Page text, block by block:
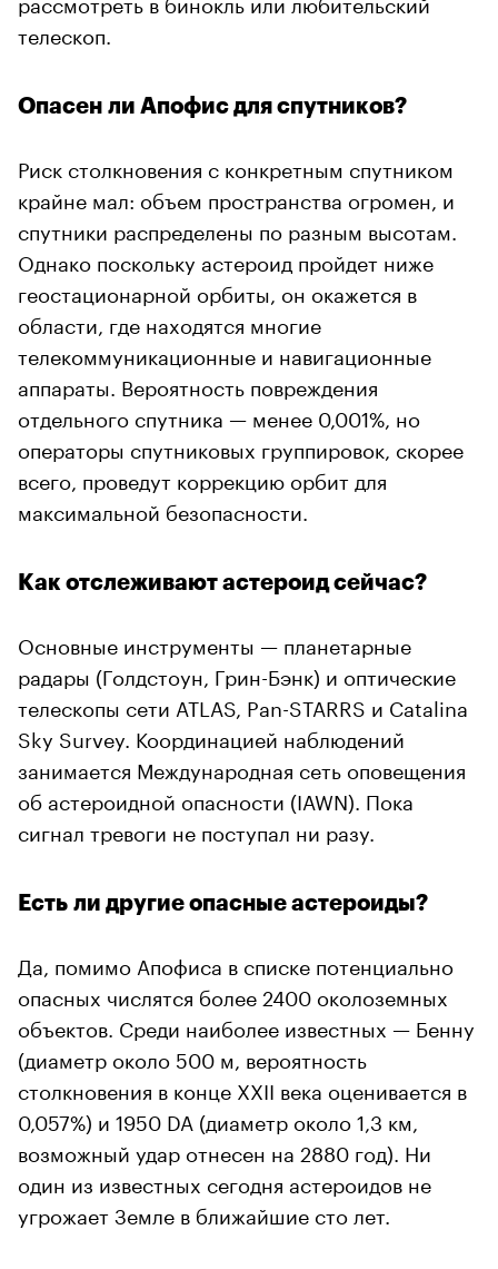
телескоп.
Опасен ли Апофис для спутников?
Риск столкновения с конкретным спутником
крайне мал: объем пространства огромен, и
спутники распределены по разным высотам.
Однако поскольку астероид пройдет ниже
геостационарной орбиты, он окажется в
области, где находятся многие
телекоммуникационные и навигационные
аппараты. Вероятность повреждения
отдельного спутника — менее 0,001%, но
операторы спутниковых группировок, скорее
всего, проведут коррекцию орбит для
максимальной безопасности.
Как отслеживают астероид сейчас?
Основные инструменты — планетарные
радары (Голдстоун, Грин-Бэнк) и оптические
телескопы сети ATLAS, Pan-STARRS и Catalina
Sky Survey. Координацией наблюдений
занимается Международная сеть оповещения
об астероидной опасности (IAWN). Пока
сигнал тревоги не поступал ни разу.
Есть ли другие опасные астероиды?
Да, помимо Апофиса в списке потенциально
опасных числятся более 2400 околоземных
объектов. Среди наиболее известных — Бенну
(диаметр около 500 м, вероятность
столкновения в конце XXII века оценивается в
0,057%) и 1950 DA (диаметр около 1,3 км,
возможный удар отнесен на 2880 год). Ни
один из известных сегодня астероидов не
угрожает Земле в ближайшие сто лет.